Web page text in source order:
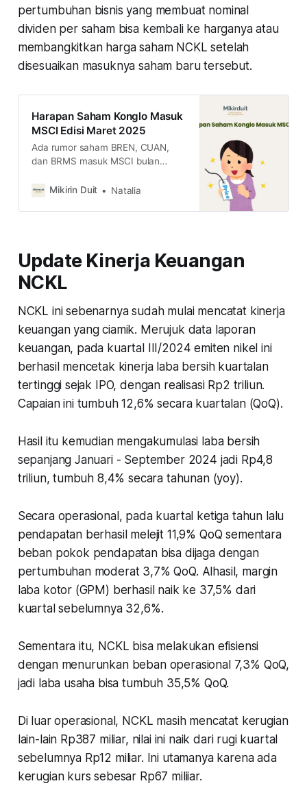
pertumbuhan bisnis yang membuat nominal
dividen per saham bisa kembali ke harganya atau
membangkitkan harga saham NCKL setelah
disesuaikan masuknya saham baru tersebut.
Harapan Saham Konglo Masuk
MSCI Edisi Maret 2025
Ada rumor saham BREN, CUAN,
dan BRMS masuk MSCI bulan
makin moncer atau jadi ajang cuan
Mikirin Duit Natalia
Update Kinerja Keuangan
NCKL
NCKL ini sebenarnya sudah mulai mencatat kinerja
keuangan yang ciamik. Merujuk data laporan
keuangan, pada kuartal III/2024 emiten nikel ini
berhasil mencetak kinerja laba bersih kuartalan
tertinggi sejak IPO, dengan realisasi Rp2 triliun.
Capaian ini tumbuh 12,6% secara kuartalan (QoQ).
Hasil itu kemudian mengakumulasi laba bersih
sepanjang Januari - September 2024 jadi Rp4,8
triliun, tumbuh 8,4% secara tahunan (yoy).
Secara operasional, pada kuartal ketiga tahun lalu
pendapatan berhasil melejit 11,9% QoQ sementara
beban pokok pendapatan bisa dijaga dengan
pertumbuhan moderat 3,7% QoQ. Alhasil, margin
laba kotor (GPM) berhasil naik ke 37,5% dari
kuartal sebelumnya 32,6%.
Sementara itu, NCKL bisa melakukan efisiensi
dengan menurunkan beban operasional 7,3% QoQ,
jadi laba usaha bisa tumbuh 35,5% QoQ.
Di luar operasional, NCKL masih mencatat kerugian
lain-lain Rp387 miliar, nilai ini naik dari rugi kuartal
sebelumnya Rp12 miliar. Ini utamanya karena ada
kerugian kurs sebesar Rp67 miliiar.